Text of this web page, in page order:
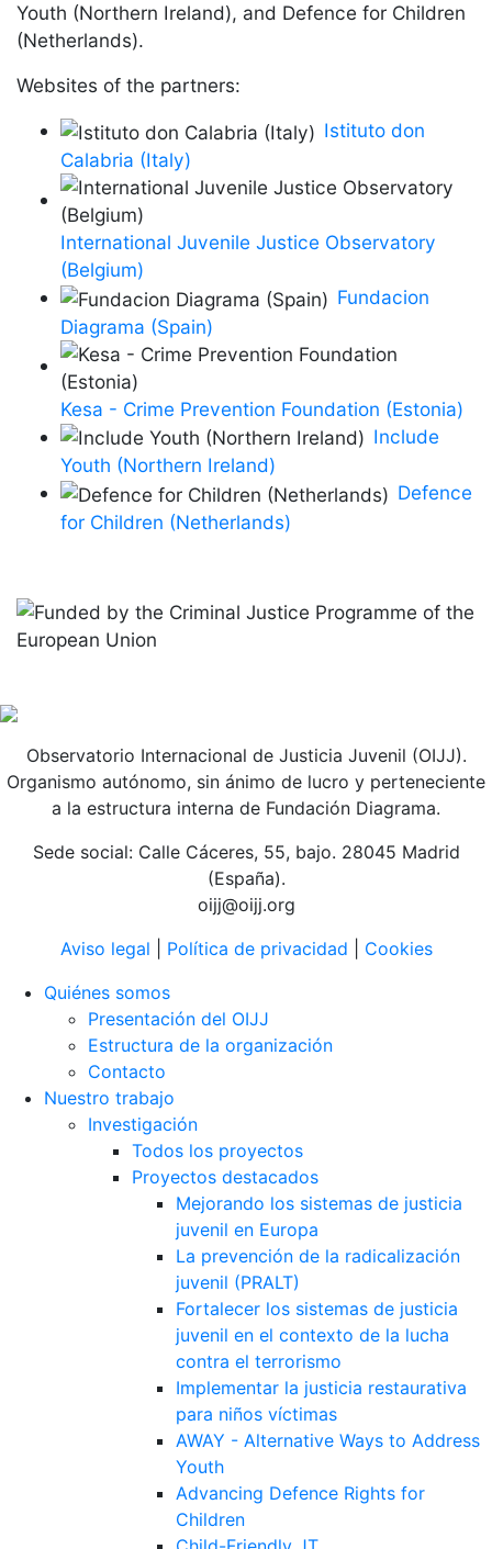
Youth (Northern Ireland), and Defence for Children
(Netherlands).
Websites of the partners:
Istituto don
Calabria (Italy)
International Juvenile Justice Observatory
(Belgium)
Fundacion
Diagrama (Spain)
Kesa - Crime Prevention Foundation (Estonia)
Include
Youth (Northern Ireland)
Defence
for Children (Netherlands)
Observatorio Internacional de Justicia Juvenil (OIJJ).
Organismo autónomo, sin ánimo de lucro y perteneciente
a la estructura interna de Fundación Diagrama.
Sede social: Calle Cáceres, 55, bajo. 28045 Madrid
(España).
oijj@oijj.org
Aviso legal
Política de privacidad
Cookies
Quiénes somos
Presentación del OIJJ
Estructura de la organización
Contacto
Nuestro trabajo
Investigación
Todos los proyectos
Proyectos destacados
Mejorando los sistemas de justicia
juvenil en Europa
La prevención de la radicalización
juvenil (PRALT)
Fortalecer los sistemas de justicia
juvenil en el contexto de la lucha
contra el terrorismo
Implementar la justicia restaurativa
para niños víctimas
AWAY - Alternative Ways to Address
Youth
Advancing Defence Rights for
Children